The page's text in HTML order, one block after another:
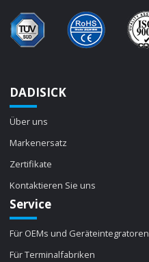
DADISICK
Über uns
Markenersatz
Zertifikate
Kontaktieren Sie uns
Service
Für OEMs und Geräteintegratoren
Für Terminalfabriken